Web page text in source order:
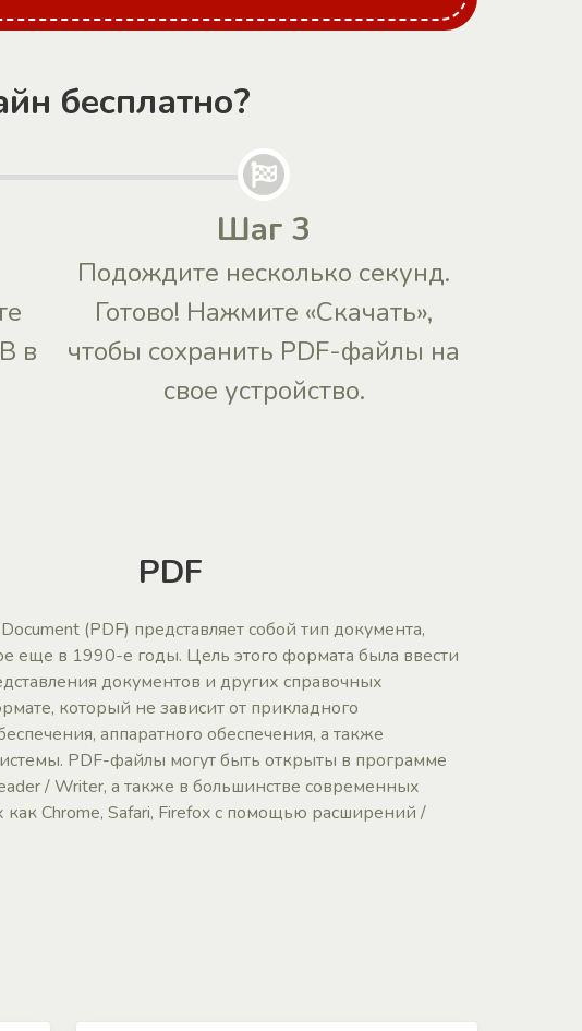
бесплатно?
в
Шаг 3
Подождите несколько секунд.
Готово! Нажмите «Скачать»,
чтобы сохранить PDF-файлы на
свое устройство.
PDF
(PDF) представляет собой тип документа,
еще в 1990-е годы. Цель этого формата была ввести
документов и других справочных
который не зависит от прикладного
аппаратного обеспечения, а также
PDF-файлы могут быть открыты в программе
/ Writer, а также в большинстве современных
как Chrome, Safari, Firefox с помощью расширений /